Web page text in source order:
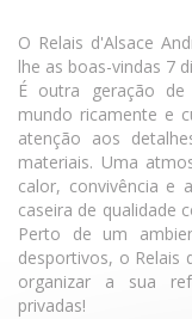
O Relais d'Alsace
lhe as boas-vindas 7
É outra geração de
mundo ricamente e
atenção aos
materiais. Uma
calor, convivência e
caseira de qualidade
Perto de um
desportivos, o Relais
organizar a sua
privadas!